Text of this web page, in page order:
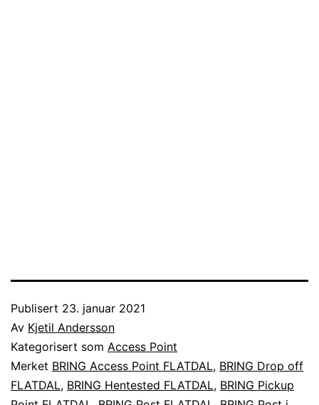
Publisert 23. januar 2021
Av Kjetil Andersson
Kategorisert som Access Point
Merket BRING Access Point FLATDAL, BRING Drop off
FLATDAL, BRING Hentested FLATDAL, BRING Pickup